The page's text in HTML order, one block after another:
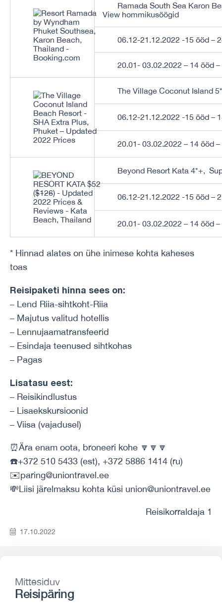
Ramada South Sea Karon
View hommikusöögid
06.12-21.12.2022 -15 ööd –
20.01- 03.02.2022 – 14 ööd
The Village Coconut Island
06.12-21.12.2022 -15 ööd –
20.01- 03.02.2022 – 14 ööd
Beyond Resort Kata 4*+,
06.12-21.12.2022 -15 ööd –
20.01- 03.02.2022 – 14 ööd
* Hinnad alates on ühe inimese kohta kaheses
toas
Reisipaketi hinna sees on:
– Lend Riia-sihtkoht-Riia
– Majutus valitud hotellis
– Lennujaamatransfeerid
– Esindaja teenused sihtkohas
– Pagas
Lisatasu eest:
– Reisikindlustus
– Lisaekskursioonid
– Viisa (vajadusel)
⏰Ära enam oota, broneeri kohe 🔽🔽🔽
☎️+372 510 5433 (est), +372 5886 1414 (ru)
✉️paring@uniontravel.ee
💸Liisi järelmaksu kohta küsi union@uniontravel.ee
Reisikorraldaja 1
17.10.2022
Mittesiduv
Reisipäring